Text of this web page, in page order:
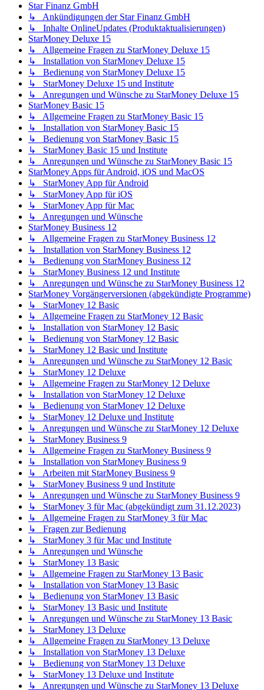
Star Finanz GmbH
↳ Ankündigungen der Star Finanz GmbH
↳ Inhalte OnlineUpdates (Produktaktualisierungen)
StarMoney Deluxe 15
↳ Allgemeine Fragen zu StarMoney Deluxe 15
↳ Installation von StarMoney Deluxe 15
↳ Bedienung von StarMoney Deluxe 15
↳ StarMoney Deluxe 15 und Institute
↳ Anregungen und Wünsche zu StarMoney Deluxe 15
StarMoney Basic 15
↳ Allgemeine Fragen zu StarMoney Basic 15
↳ Installation von StarMoney Basic 15
↳ Bedienung von StarMoney Basic 15
↳ StarMoney Basic 15 und Institute
↳ Anregungen und Wünsche zu StarMoney Basic 15
StarMoney Apps für Android, iOS und MacOS
↳ StarMoney App für Android
↳ StarMoney App für iOS
↳ StarMoney App für Mac
↳ Anregungen und Wünsche
StarMoney Business 12
↳ Allgemeine Fragen zu StarMoney Business 12
↳ Installation von StarMoney Business 12
↳ Bedienung von StarMoney Business 12
↳ StarMoney Business 12 und Institute
↳ Anregungen und Wünsche zu StarMoney Business 12
StarMoney Vorgängerversionen (abgekündigte Programme)
↳ StarMoney 12 Basic
↳ Allgemeine Fragen zu StarMoney 12 Basic
↳ Installation von StarMoney 12 Basic
↳ Bedienung von StarMoney 12 Basic
↳ StarMoney 12 Basic und Institute
↳ Anregungen und Wünsche zu StarMoney 12 Basic
↳ StarMoney 12 Deluxe
↳ Allgemeine Fragen zu StarMoney 12 Deluxe
↳ Installation von StarMoney 12 Deluxe
↳ Bedienung von StarMoney 12 Deluxe
↳ StarMoney 12 Deluxe und Institute
↳ Anregungen und Wünsche zu StarMoney 12 Deluxe
↳ StarMoney Business 9
↳ Allgemeine Fragen zu StarMoney Business 9
↳ Installation von StarMoney Business 9
↳ Arbeiten mit StarMoney Business 9
↳ StarMoney Business 9 und Institute
↳ Anregungen und Wünsche zu StarMoney Business 9
↳ StarMoney 3 für Mac (abgekündigt zum 31.12.2023)
↳ Allgemeine Fragen zu StarMoney 3 für Mac
↳ Fragen zur Bedienung
↳ StarMoney 3 für Mac und Institute
↳ Anregungen und Wünsche
↳ StarMoney 13 Basic
↳ Allgemeine Fragen zu StarMoney 13 Basic
↳ Installation von StarMoney 13 Basic
↳ Bedienung von StarMoney 13 Basic
↳ StarMoney 13 Basic und Institute
↳ Anregungen und Wünsche zu StarMoney 13 Basic
↳ StarMoney 13 Deluxe
↳ Allgemeine Fragen zu StarMoney 13 Deluxe
↳ Installation von StarMoney 13 Deluxe
↳ Bedienung von StarMoney 13 Deluxe
↳ StarMoney 13 Deluxe und Institute
↳ Anregungen und Wünsche zu StarMoney 13 Deluxe